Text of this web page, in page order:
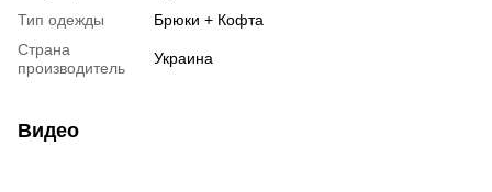
Тип одежды
Брюки + Кофта
Страна
производитель
Украина
Видео